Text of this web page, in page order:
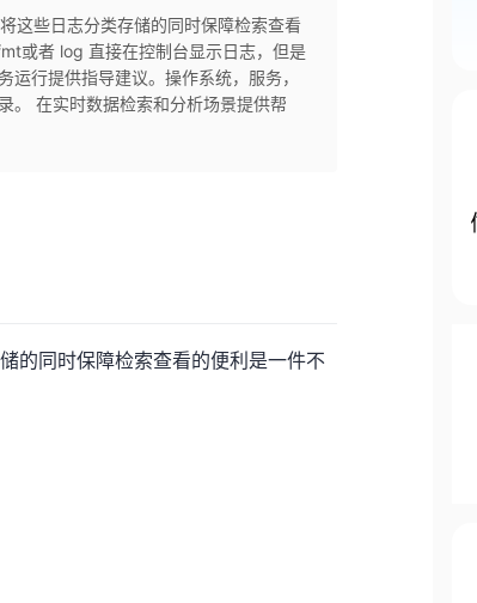
这些日志分类存储的同时保障检索查看
或者 log 直接在控制台显示日志，但是
行提供指导建议。操作系统，服务，
。 在实时数据检索和分析场景提供帮
的同时保障检索查看的便利是一件不